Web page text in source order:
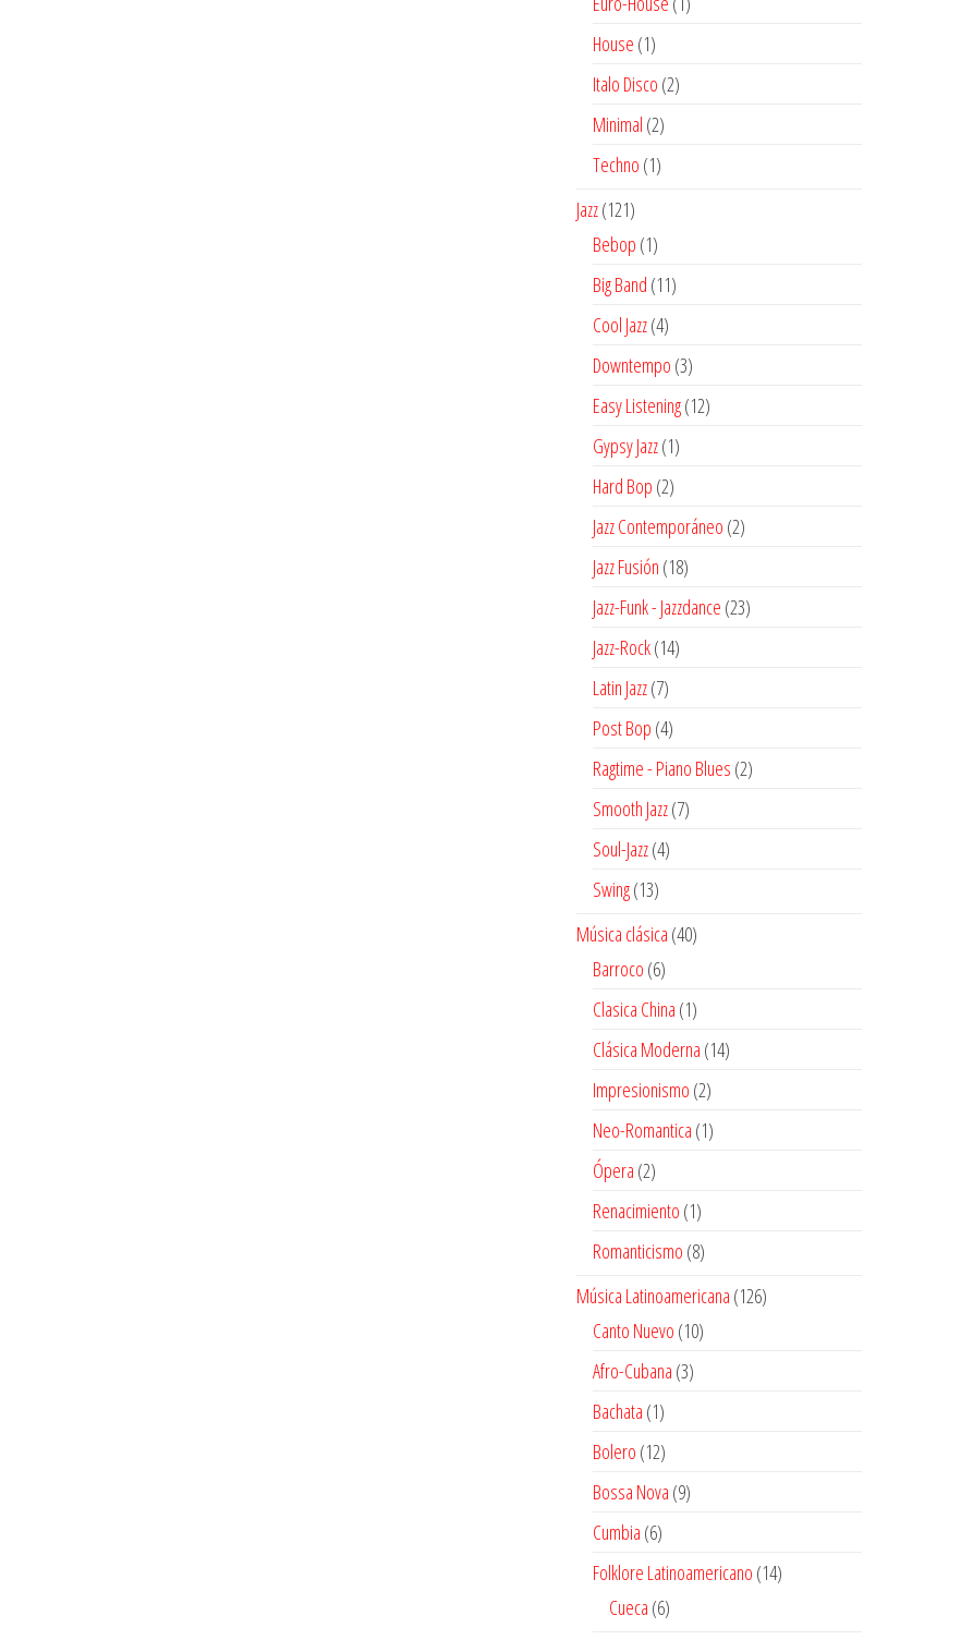
House 11
producto
Italo Disco 22
Minimal 22
productos
Techno 11
Jazz 121121
productos
Bebop 11
producto
Big Band 1111
Cool Jazz 44
productos
Downtempo 33
productos
Easy Listening 1212
Gypsy Jazz 11
Hard Bop 22
productos
Jazz Contemporáneo 22
Jazz Fusión 1818
productos
Jazz-Funk - Jazzdance 2323
Jazz-Rock 1414
Latin Jazz 77
productos
Post Bop 44
productos
Ragtime - Piano Blues 22
Smooth Jazz 77
Soul-Jazz 44
Swing 1313
Música clásica 4040
Barroco 66
productos
Clasica China 11
producto
Clásica Moderna 1414
Impresionismo 22
productos
Neo-Romantica 11
Ópera 22
productos
Renacimiento 11
producto
Romanticismo 88
Música Latinoamericana 126126
Canto Nuevo 1010
Afro-Cubana 33
Bachata 11
producto
Bolero 1212
productos
Bossa Nova 99
Cumbia 66
productos
Folklore Latinoamericano 1414
Cueca 66